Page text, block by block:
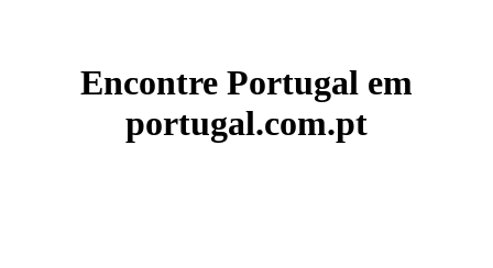
Encontre Portugal em
portugal.com.pt